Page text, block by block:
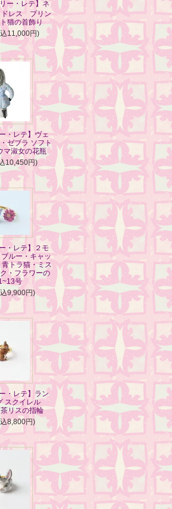
リー・レテ】ネ
ドレス プリン
猫の首飾り
11,000円)
・レテ】ヴェ
ゼブラ ソフト
淑女の花瓶
10,450円)
・レテ】２モ
ルー・キャッ
トラ猫・ミス
・フラワーの
号
9,900円)
・レテ】ラン
スクイレル
リスの指輪
8,800円)